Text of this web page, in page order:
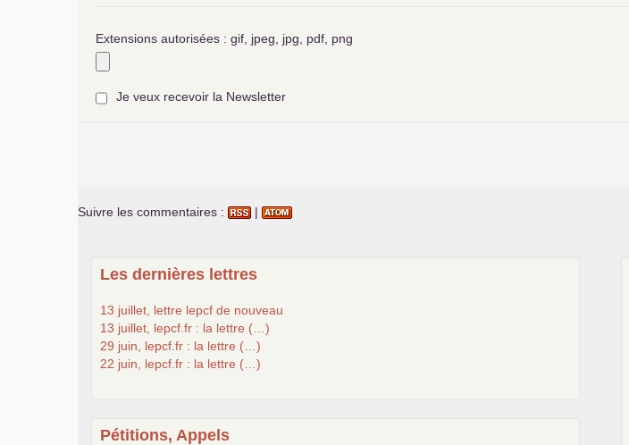
Extensions autorisées : gif, jpeg, jpg, pdf, png
Je veux recevoir la Newsletter
Suivre les commentaires : |
Les dernières lettres
13 juillet, lettre lepcf de nouveau
13 juillet, lepcf.fr : la lettre (…)
29 juin, lepcf.fr : la lettre (…)
22 juin, lepcf.fr : la lettre (…)
Pétitions, Appels